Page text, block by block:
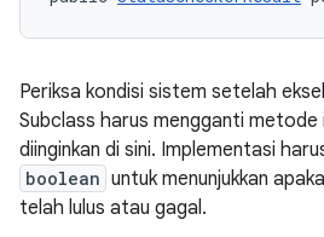
Periksa kondisi sistem setelah
Subclass harus mengganti metode
diinginkan di sini. Implementasi
boolean untuk menunjukkan
telah lulus atau gagal.